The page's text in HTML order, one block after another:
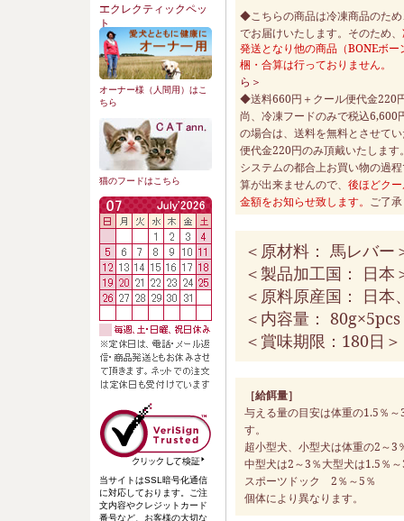
◆こちらの商品は冷凍商品のた
でお届けいたします。そのため、
発送となり他の商品（BONEボー
梱・合算は行っておりません。
ら＞
◆送料660円＋クール便代金220
尚、冷凍フードのみで税込6,600
の場合は、送料を無料とさせて
便代金220円のみ頂戴いたします
システムの都合上お買い物の過
算が出来ませんので、 後ほどク
金額をお知らせ致します。 ご了
＜原材料： 馬レバー
＜製品加工国： 日本
＜原料原産国： 日
＜内容量：
＜賞味期限：180日＞
［給餌量］
与える量の目安は体重の1.5％～
す。
超小型犬、小型犬は体重の2
中型犬は2～3％大型犬は1.5％
スポーツドック 2％～5％
個体により異なります。
ー
エクレクティックペッ
ト
オーナー様（人間用）はこ
ちら
猫のフードはこちら
当サイトはSSL暗号化通信
に対応しております。ご注
文内容やクレジットカード
番号など、お客様の大切な